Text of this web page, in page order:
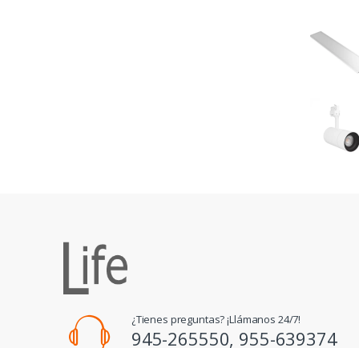
¿Tienes preguntas? ¡Llámanos 24/7!
945-265550, 955-639374